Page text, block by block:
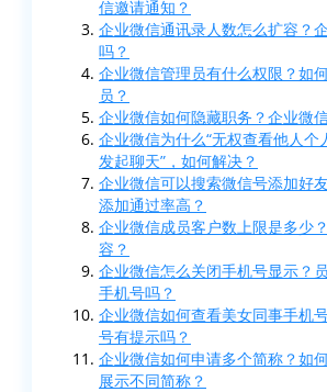
信邀请通知？
企业微信通讯录人数怎么扩容？
吗？
企业微信管理员有什么权限？如
员？
企业微信如何隐藏职务？企业微
企业微信为什么“无权查看他人个
发起聊天”，如何解决？
企业微信可以搜索微信号添加好
添加通过率高？
企业微信成员客户数上限是多少
容？
企业微信怎么关闭手机号显示？
手机号吗？
企业微信如何查看美女同事手机
号有提示吗？
企业微信如何申请多个简称？如
展示不同简称？